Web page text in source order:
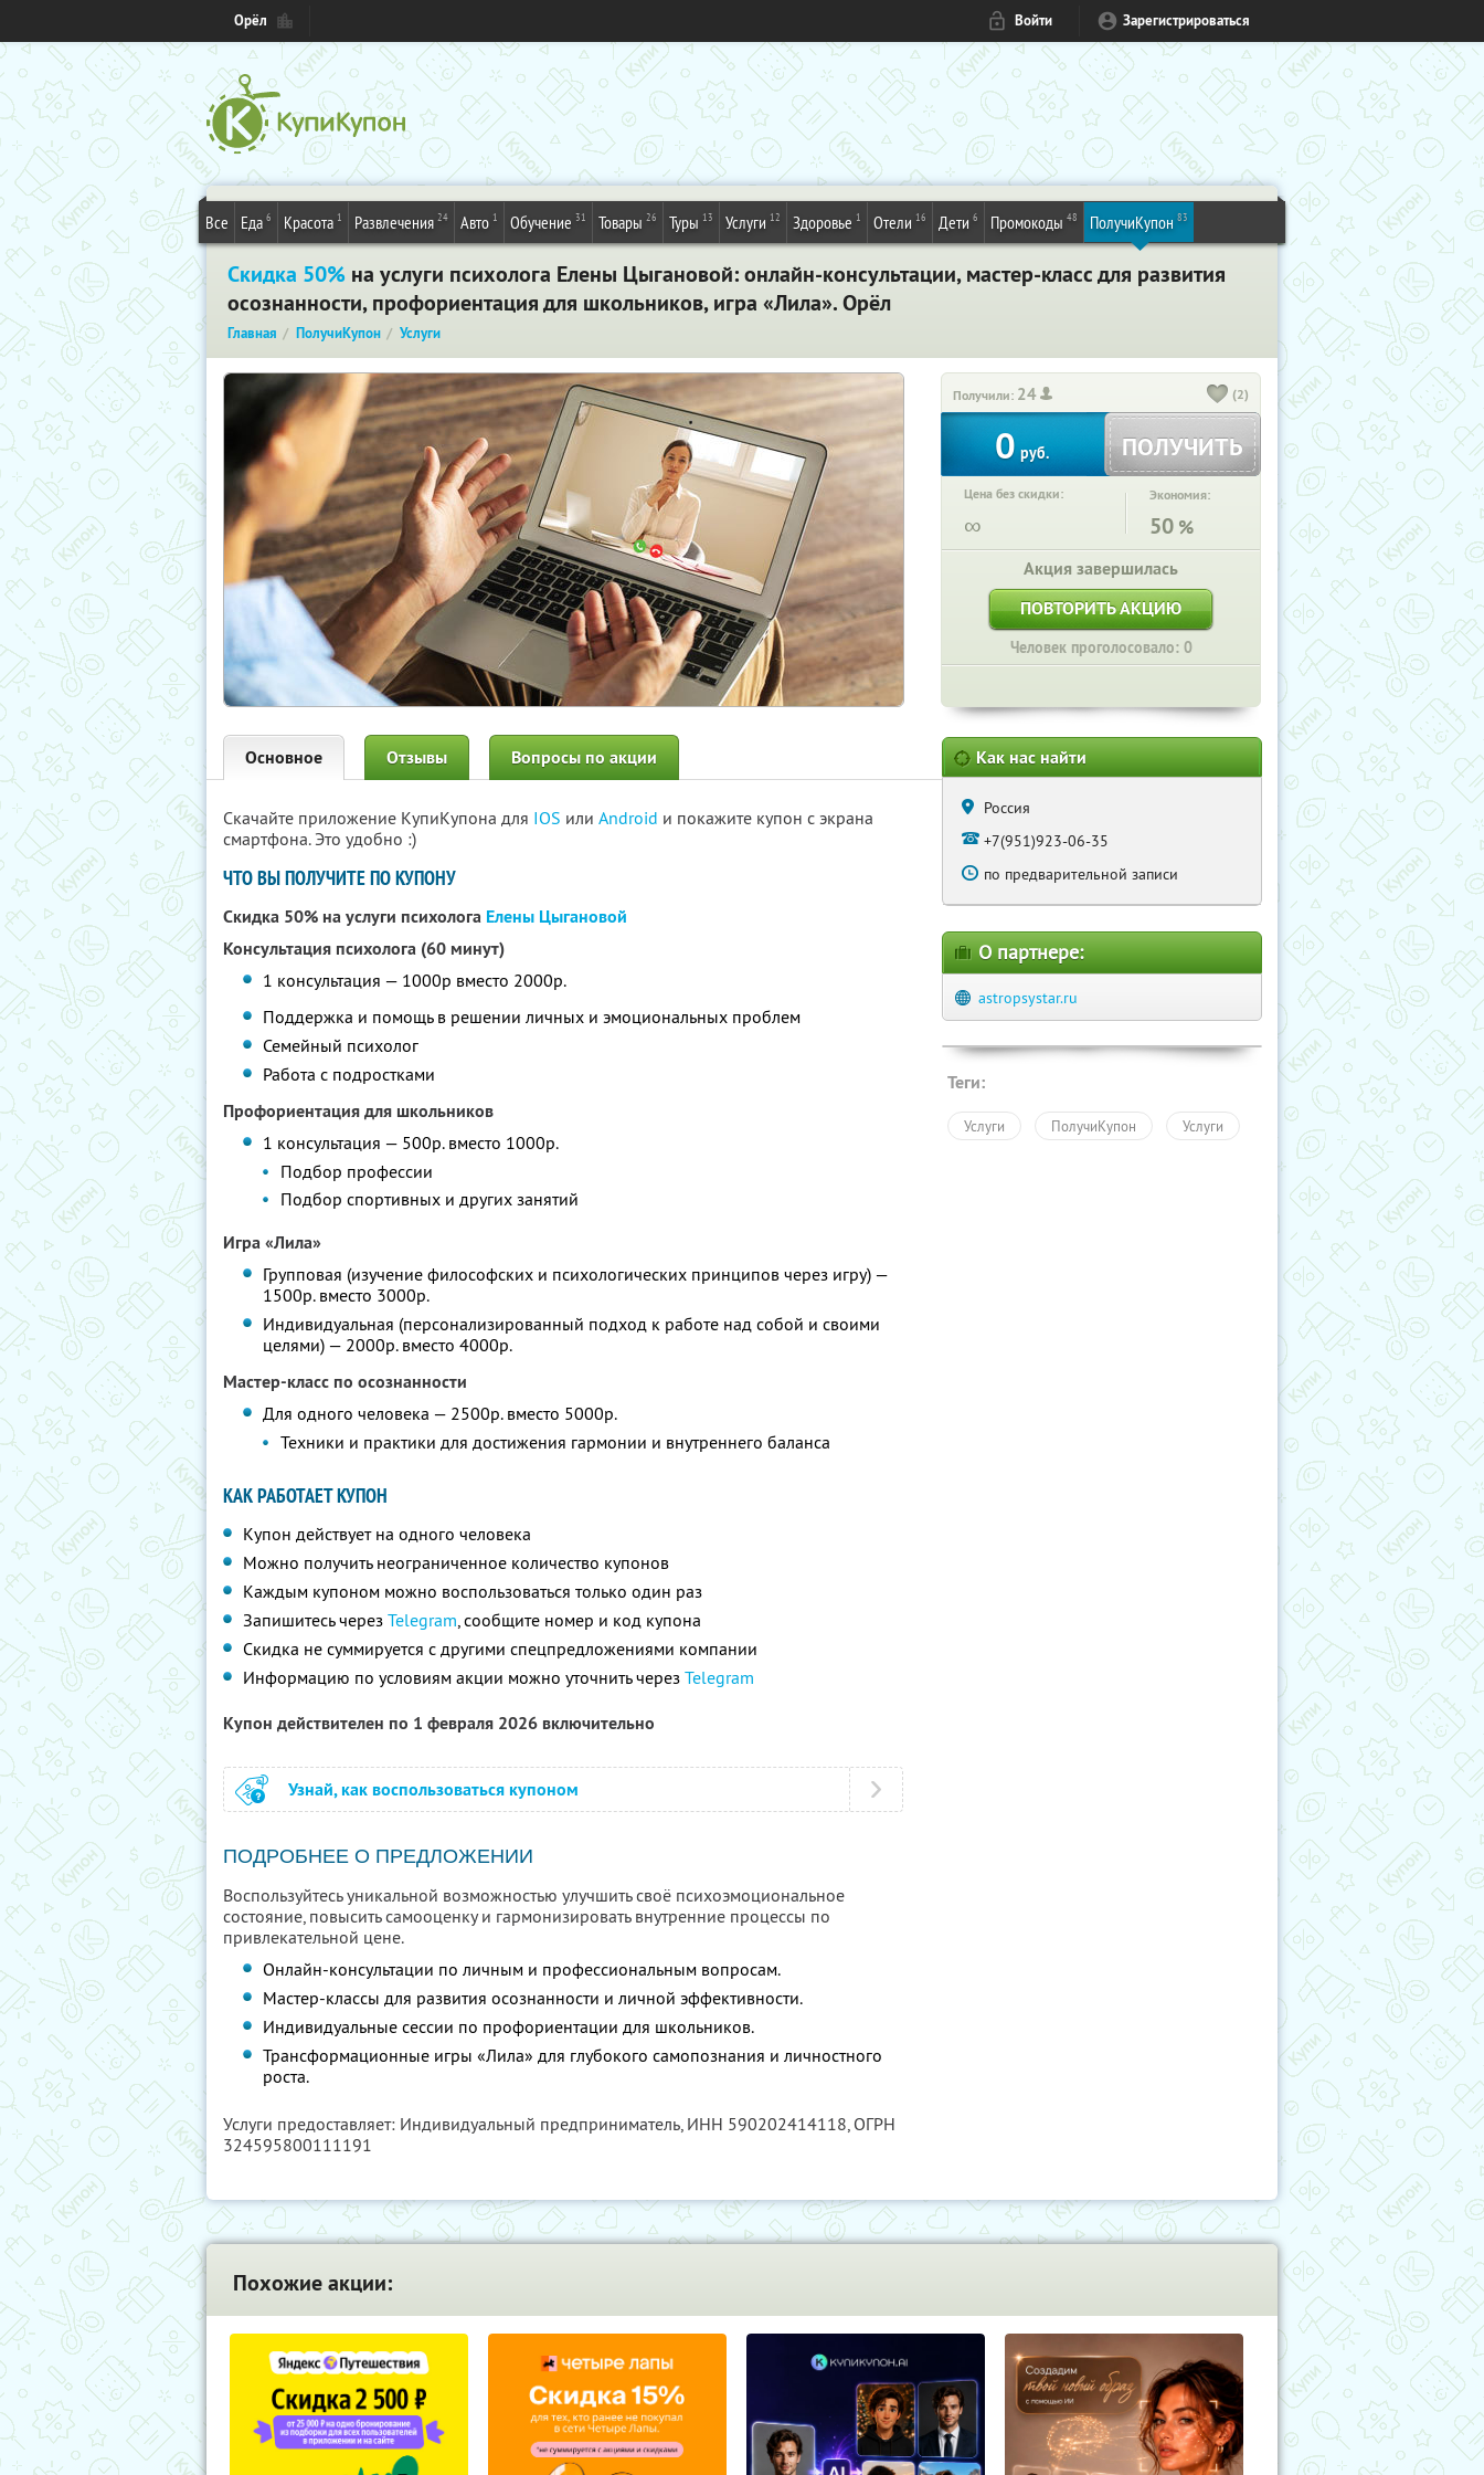
Орёл Войти Зарегистрироваться
Все Еда 6 Красота 1 Развлечения 24 Авто 1 Обучение 31 Товары 26 Туры 13 Услуги 12 Здоровье 1 Отели 16 Дети 6 Промокоды 48 ПолучиКупон 83
Скидка 50% на услуги психолога Елены Цыгановой: онлайн-консультации, мастер-класс для развития
осознанности, профориентация для школьников, игра «Лила». Орёл
Главная ПолучиКупон Услуги
Получили: 24 (2)
0 руб. ПОЛУЧИТЬ
Цена без скидки:
∞
Экономия:
50 %
Акция завершилась
ПОВТОРИТЬ АКЦИЮ
Человек проголосовало: 0
Основное Отзывы Вопросы по акции
Скачайте приложение КупиКупона для IOS или Android и покажите купон с экрана
смартфона. Это удобно :)
ЧТО ВЫ ПОЛУЧИТЕ ПО КУПОНУ
Скидка 50% на услуги психолога Елены Цыгановой
Консультация психолога (60 минут)
1 консультация — 1000р вместо 2000р.
Поддержка и помощь в решении личных и эмоциональных проблем
Семейный психолог
Работа с подростками
Профориентация для школьников
1 консультация — 500р. вместо 1000р.
Подбор профессии
Подбор спортивных и других занятий
Игра «Лила»
Групповая (изучение философских и психологических принципов через игру) —
1500р. вместо 3000р.
Индивидуальная (персонализированный подход к работе над собой и своими
целями) — 2000р. вместо 4000р.
Мастер-класс по осознанности
Для одного человека — 2500р. вместо 5000р.
Техники и практики для достижения гармонии и внутреннего баланса
КАК РАБОТАЕТ КУПОН
Купон действует на одного человека
Можно получить неограниченное количество купонов
Каждым купоном можно воспользоваться только один раз
Запишитесь через Telegram, сообщите номер и код купона
Скидка не суммируется с другими спецпредложениями компании
Информацию по условиям акции можно уточнить через Telegram
Купон действителен по 1 февраля 2026 включительно
Узнай, как воспользоваться купоном
ПОДРОБНЕЕ О ПРЕДЛОЖЕНИИ
Воспользуйтесь уникальной возможностью улучшить своё психоэмоциональное
состояние, повысить самооценку и гармонизировать внутренние процессы по
привлекательной цене.
Онлайн-консультации по личным и профессиональным вопросам.
Мастер-классы для развития осознанности и личной эффективности.
Индивидуальные сессии по профориентации для школьников.
Трансформационные игры «Лила» для глубокого самопознания и личностного
роста.
Услуги предоставляет: Индивидуальный предприниматель, ИНН 590202414118, ОГРН
324595800111191
Как нас найти
Россия
+7(951)923-06-35
по предварительной записи
О партнере:
astropsystar.ru
Теги:
Услуги ПолучиКупон Услуги
Похожие акции: